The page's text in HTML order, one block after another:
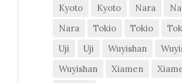
Kyoto
Kyoto Nara
Nara
Tokio Tokio
Uji
Uji Wuyishan
Wuyishan
Xiamen